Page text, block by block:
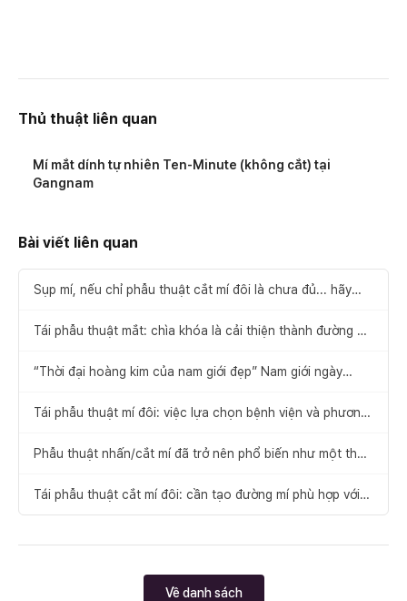
Thủ thuật liên quan
Mí mắt dính tự nhiên Ten-Minute (không cắt) tại
Gangnam
Bài viết liên quan
Sụp mí, nếu chỉ phẫu thuật cắt mí đôi là chưa đủ... hãy
Tái phẫu thuật mắt: chìa khóa là cải thiện thành đường mí
“Thời đại hoàng kim của nam giới đẹp” Nam giới ngày
Tái phẫu thuật mí đôi: việc lựa chọn bệnh viện và phương
Phẫu thuật nhấn/cắt mí đã trở nên phổ biến như một thủ
không ít
Tái phẫu thuật cắt mí đôi: cần tạo đường mí phù hợp với
bản thân thông qua tư vấn với đội ngũ y tế
Về danh sách